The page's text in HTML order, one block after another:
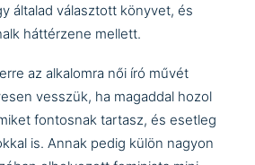
általad választott könyvet, és
háttérzene mellett.
az alkalomra női író művét
vesszük, ha magaddal hozol
fontosnak tartasz, és esetleg
is. Annak pedig külön nagyon